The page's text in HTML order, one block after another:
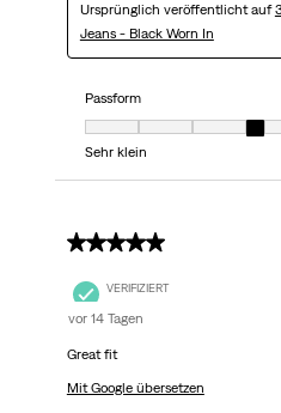
Ursprünglich veröffentlicht auf
Jeans - Black Worn In
Passform
Passform, 4 von 7, wobei 1
Sehr klein
5 von 5 Sternen.
VERIFIZIERT
vor 14 Tagen
Great fit
Mit Google übersetzen